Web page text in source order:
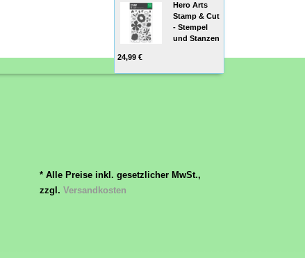
Hero Arts
Stamp & Cut
- Stempel
und Stanzen
24,99 €
* Alle Preise inkl. gesetzlicher MwSt.,
zzgl. Versandkosten